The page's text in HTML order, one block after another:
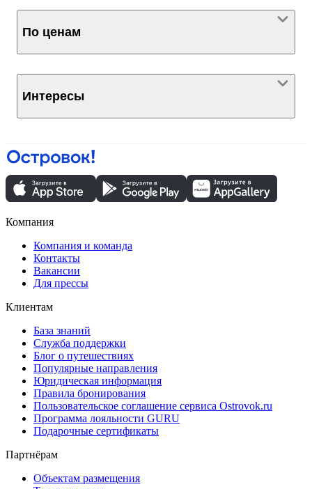
По ценам
Интересы
Компания
Компания и команда
Контакты
Вакансии
Для прессы
Клиентам
База знаний
Служба поддержки
Блог о путешествиях
Популярные направления
Юридическая информация
Правила бронирования
Пользовательское соглашение сервиса Ostrovok.ru
Программа лояльности GURU
Подарочные сертификаты
Партнёрам
Объектам размещения